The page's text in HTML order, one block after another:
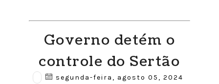
Governo detém o
controle do Sertão
segunda-feira, agosto 05, 2024